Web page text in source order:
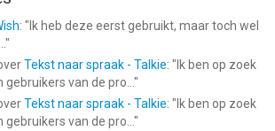
- Speel & Leer Onlineis het laatst
om 08:32.
: " Ik heb deze eerst gebruikt, maar toch wel
"
Tekst naar spraak - Talkie: " Ik ben op zoek
van de pro... "
Tekst naar spraak - Talkie: " Ik ben op zoek
van de pro... "